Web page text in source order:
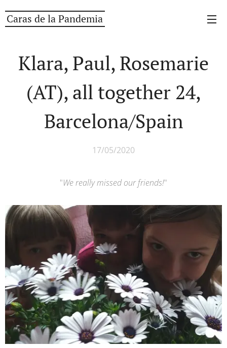
Caras de la Pandemia
Klara, Paul, Rosemarie
(AT), all together 24,
Barcelona/Spain
17/05/2020
"We really missed our friends!"